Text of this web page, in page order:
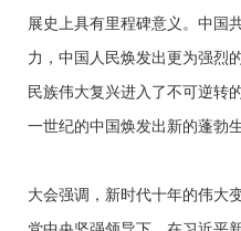
展史上具有里程碑意义。中国
力，中国人民焕发出更为强烈
民族伟大复兴进入了不可逆转
一世纪的中国焕发出新的蓬勃生
大会强调，新时代十年的伟大